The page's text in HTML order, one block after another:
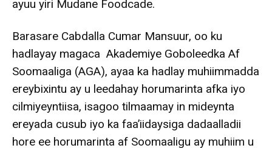
ayuu yiri Mudane Foodcade.
Barasare Cabdalla Cumar Mansuur, oo ku
hadlayay magaca Akademiye Goboleedka Af
Soomaaliga (AGA), ayaa ka hadlay muhiimmadda
ereybixintu ay u leedahay horumarinta afka iyo
cilmiyeyntiisa, isagoo tilmaamay in mideynta
ereyada cusub iyo ka faa’iidaysiga dadaalladii
hore ee horumarinta af Soomaaligu ay muhiim u